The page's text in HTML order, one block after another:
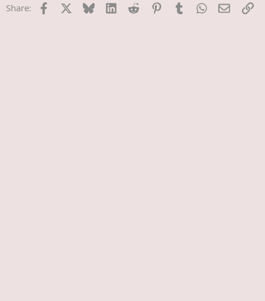
s
Share: Facebook Bluesky LinkedInReddit PinterestTumblrWhatsApp
E-Mail